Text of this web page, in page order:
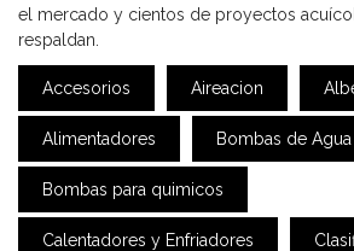
el mercado y cientos de proyectos
respaldan.
Accesorios Aireacion
Alimentadores Bombas de Agua
Bombas para quimicos
Calentadores y Enfriadores